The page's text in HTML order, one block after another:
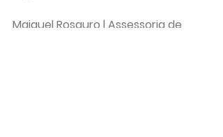
Maiquel Rosauro | Assessoria de